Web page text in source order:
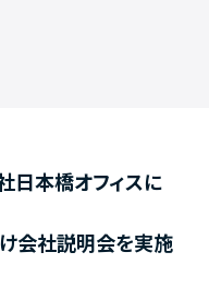
日本橋オフィスに
会社説明会を実施